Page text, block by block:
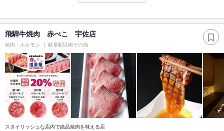
飛騨牛焼肉 赤べこ 宇佐店
焼肉・ホルモン 岐阜駅以南その他
スタイリッシュな店内で絶品焼肉を味える店